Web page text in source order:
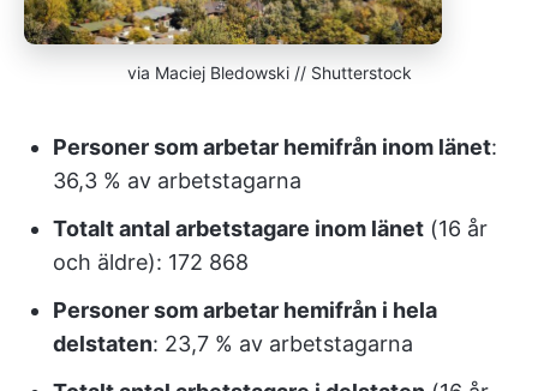
via Maciej Bledowski // Shutterstock
Personer som arbetar hemifrån inom länet:
36,3 % av arbetstagarna
Totalt antal arbetstagare inom länet (16 år
och äldre): 172 868
Personer som arbetar hemifrån i hela
delstaten: 23,7 % av arbetstagarna